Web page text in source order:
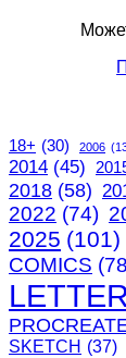
18+ (30) 2006
2014 (45)
2018 (58)
2022 (74)
2025 (101)
COMICS
SKETCH (37)